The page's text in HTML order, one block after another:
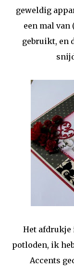
geweldig
een mal
gebruikt, en
Het
potloden, ik
Accents